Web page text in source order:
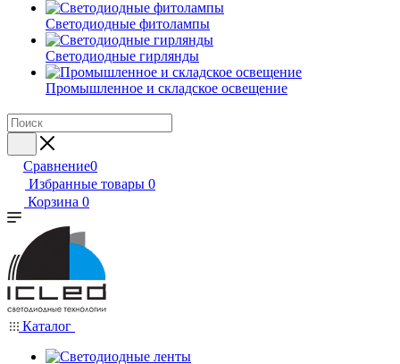
Светодиодные фитолампы
Светодиодные гирлянды
Промышленное и складское освещение
Сравнение0
Избранные товары 0
Корзина 0
Каталог